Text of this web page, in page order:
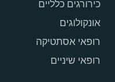
כירורגים כלליים
אונקולוגים
רופאי אסתטיקה
רופאי שיניים